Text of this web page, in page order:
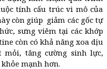
tính cấu trúc vi mô của
còn giúp giảm các gốc tự
sưng viêm tại các khớp
còn có khả năng xoa dịu
mỏi, tăng cường sinh lực,
mạnh hơn.